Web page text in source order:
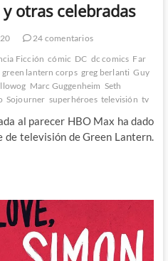
otras celebradas
24 comentarios
Ficción cómic DC dc comics Far
green lantern corps greg berlanti Guy
Marc Guggenheim Seth
Sojourner superhéroes televisión tv
al parecer HBO Max ha dado
televisión de Green Lantern.